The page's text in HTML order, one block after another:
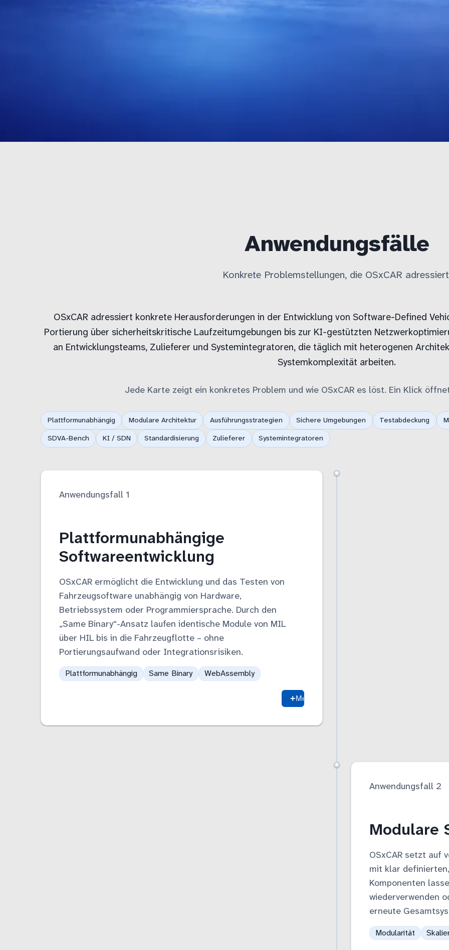
Anwendungsfälle
Konkrete Problemstellungen, die OSxCAR
OSxCAR adressiert konkrete Herausforderungen in der Entwicklung von Software-Defined
Portierung über sicherheitskritische Laufzeitumgebungen bis zur KI-gestützten
an Entwicklungsteams, Zulieferer und Systemintegratoren, die täglich mit heterogenen
Systemkomplexität arbeiten.
Jede Karte zeigt ein konkretes Problem und wie OSxCAR es löst. Ein Klick
Plattformunabhängig Modulare Architektur Ausführungsstrategien Sichere Umgebungen Testabdeckung
SDVA-Bench KI / SDN Standardisierung Zulieferer Systemintegratoren
Anwendungsfall 1
Plattformunabhängige
Softwareentwicklung
OSxCAR ermöglicht die Entwicklung und das Testen von
Fahrzeugsoftware unabhängig von Hardware,
Betriebssystem oder Programmiersprache. Durch den
„Same Binary“-Ansatz laufen identische Module von MIL
über HIL bis in die Fahrzeugflotte – ohne
Portierungsaufwand oder Integrationsrisiken.
Plattformunabhängig Same Binary WebAssembly
Mehr anzeigen
Anwendungsfall 2
Modulare
OSxCAR setzt auf
mit klar
Komponenten
wiederverwenden
erneute
Modularität